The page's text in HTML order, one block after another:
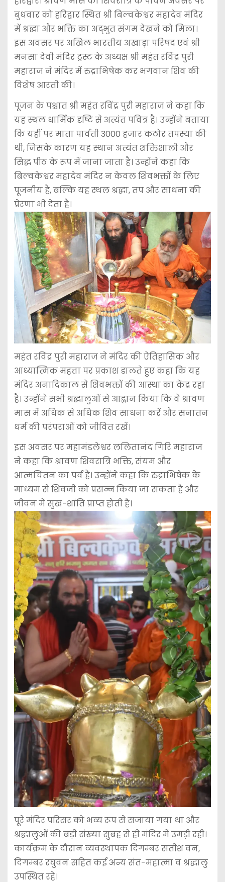
बुधवार को हरिद्वार स्थित श्री बिल्वकेश्वर महादेव मंदिर
में श्रद्धा और भक्ति का अद्भुत संगम देखने को मिला।
इस अवसर पर अखिल भारतीय अखाड़ा परिषद एवं श्री
मनसा देवी मंदिर ट्रस्ट के अध्यक्ष श्री महंत रविंद्र पुरी
महाराज ने मंदिर में रुद्राभिषेक कर भगवान शिव की
विशेष आरती की।
पूजन के पश्चात श्री महंत रविंद्र पुरी महाराज ने कहा कि
यह स्थल धार्मिक दृष्टि से अत्यंत पवित्र है। उन्होंने बताया
कि यहीं पर माता पार्वती 3000 हजार कठोर तपस्या की
थी, जिसके कारण यह स्थान अत्यंत शक्तिशाली और
सिद्ध पीठ के रूप में जाना जाता है। उन्होंने कहा कि
बिल्वकेश्वर महादेव मंदिर न केवल शिवभक्तों के लिए
पूजनीय है, बल्कि यह स्थल श्रद्धा, तप और साधना की
प्रेरणा भी देता है।
महंत रविंद्र पुरी महाराज ने मंदिर की ऐतिहासिक और
आध्यात्मिक महत्ता पर प्रकाश डालते हुए कहा कि यह
मंदिर अनादिकाल से शिवभक्तों की आस्था का केंद्र रहा
है। उन्होंने सभी श्रद्धालुओं से आह्वान किया कि वे श्रावण
मास में अधिक से अधिक शिव साधना करें और सनातन
धर्म की परंपराओं को जीवित रखें।
इस अवसर पर महामंडलेश्वर ललितानंद गिरि महाराज
ने कहा कि श्रावण शिवरात्रि भक्ति, संयम और
आत्मचिंतन का पर्व है। उन्होंने कहा कि रुद्राभिषेक के
माध्यम से शिवजी को प्रसन्न किया जा सकता है और
जीवन में सुख-शांति प्राप्त होती है।
पूरे मंदिर परिसर को भव्य रूप से सजाया गया था और
श्रद्धालुओं की बड़ी संख्या सुबह से ही मंदिर में उमड़ी रही।
कार्यक्रम के दौरान व्यवस्थापक दिगम्बर सतीश वन,
दिगम्बर रघुवन सहित कई अन्य संत-महात्मा व श्रद्धालु
उपस्थित रहे।